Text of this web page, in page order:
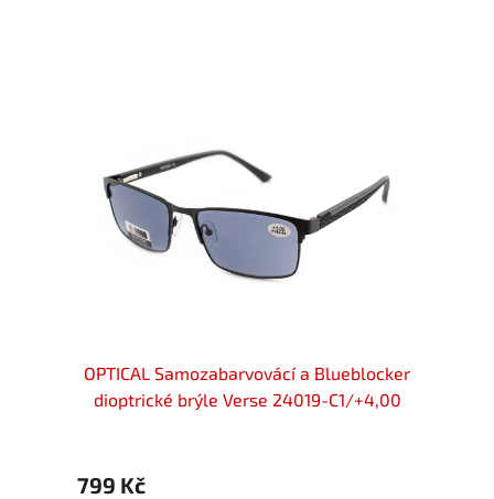
OPTICAL Samozabarvovácí a Blueblocker
dioptrické brýle Verse 24019-C1/+4,00
799 Kč